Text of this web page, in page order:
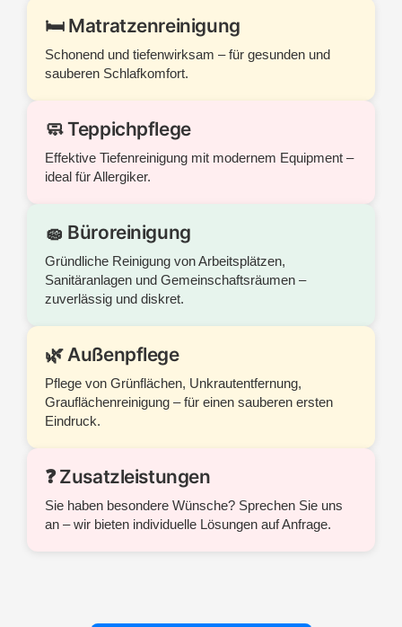
🛏️ Matratzenreinigung
Schonend und tiefenwirksam – für gesunden und
sauberen Schlafkomfort.
🧼 Teppichpflege
Effektive Tiefenreinigung mit modernem Equipment –
ideal für Allergiker.
🧽 Büroreinigung
Gründliche Reinigung von Arbeitsplätzen,
Sanitäranlagen und Gemeinschaftsräumen –
zuverlässig und diskret.
🌿 Außenpflege
Pflege von Grünflächen, Unkrautentfernung,
Grauflächenreinigung – für einen sauberen ersten
Eindruck.
❓ Zusatzleistungen
Sie haben besondere Wünsche? Sprechen Sie uns
an – wir bieten individuelle Lösungen auf Anfrage.